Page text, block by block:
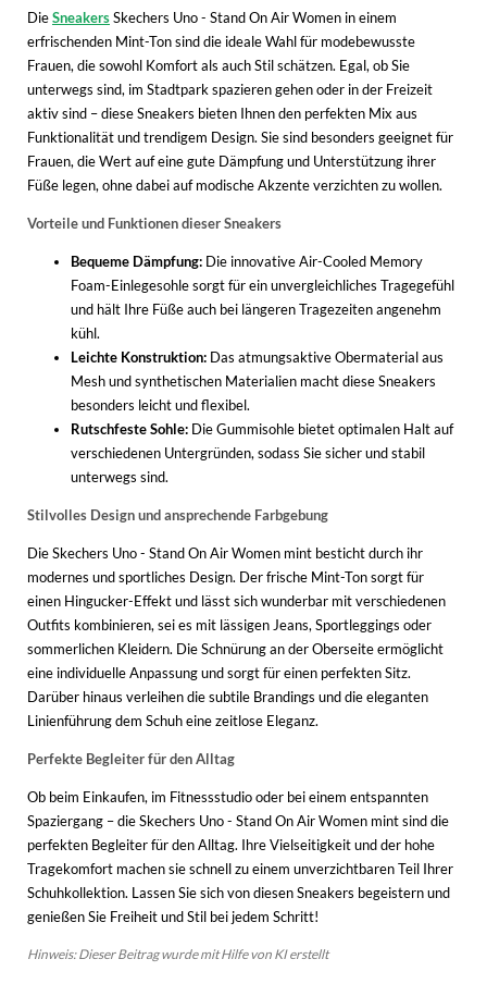
DieSneakersSkechers Uno - Stand On Air Women in einem
erfrischenden Mint-Ton sind die ideale Wahl für modebewusste
Frauen, die sowohl Komfort als auch Stil schätzen. Egal, ob Sie
unterwegs sind, im Stadtpark spazieren gehen oder in der Freizeit
aktiv sind – diese Sneakers bieten Ihnen den perfekten Mix aus
Funktionalität und trendigem Design. Sie sind besonders geeignet für
Frauen, die Wert auf eine gute Dämpfung und Unterstützung ihrer
Füße legen, ohne dabei auf modische Akzente verzichten zu wollen.
Vorteile und Funktionen dieser Sneakers
Bequeme Dämpfung: Die innovative Air-Cooled Memory
Foam-Einlegesohle sorgt für ein unvergleichliches Tragegefühl
und hält Ihre Füße auch bei längeren Tragezeiten angenehm
kühl.
Leichte Konstruktion: Das atmungsaktive Obermaterial aus
Mesh und synthetischen Materialien macht diese Sneakers
besonders leicht und flexibel.
Rutschfeste Sohle: Die Gummisohle bietet optimalen Halt auf
verschiedenen Untergründen, sodass Sie sicher und stabil
unterwegs sind.
Stilvolles Design und ansprechende Farbgebung
Die Skechers Uno - Stand On Air Women mint besticht durch ihr
modernes und sportliches Design. Der frische Mint-Ton sorgt für
einen Hingucker-Effekt und lässt sich wunderbar mit verschiedenen
Outfits kombinieren, sei es mit lässigen Jeans, Sportleggings oder
sommerlichen Kleidern. Die Schnürung an der Oberseite ermöglicht
eine individuelle Anpassung und sorgt für einen perfekten Sitz.
Darüber hinaus verleihen die subtile Brandings und die eleganten
Linienführung dem Schuh eine zeitlose Eleganz.
Perfekte Begleiter für den Alltag
Ob beim Einkaufen, im Fitnessstudio oder bei einem entspannten
Spaziergang – die Skechers Uno - Stand On Air Women mint sind die
perfekten Begleiter für den Alltag. Ihre Vielseitigkeit und der hohe
Tragekomfort machen sie schnell zu einem unverzichtbaren Teil Ihrer
Schuhkollektion. Lassen Sie sich von diesen Sneakers begeistern und
genießen Sie Freiheit und Stil bei jedem Schritt!
Hinweis: Dieser Beitrag wurde mit Hilfe von KI erstellt